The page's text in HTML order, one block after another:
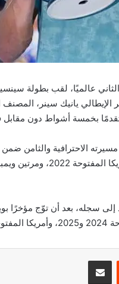
عالميًا، لقب بطولة
يانيك سينر، المصنف
متقدمًا بخمسة أشواط دون
اللقب الـ 22 لألكاراز في مسيرته
سجله، بعد أن توّج مؤخرًا
مشاركة عبر البريد